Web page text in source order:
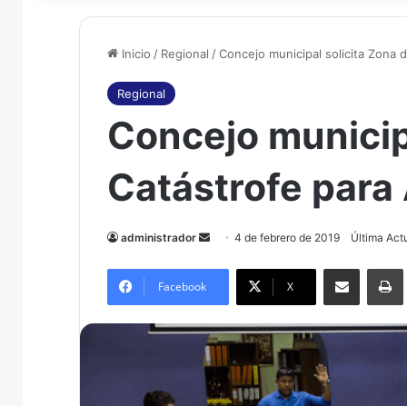
Inicio / Regional /Concejo municipal solicita Zona
Regional
Concejo
Catástrofe para
administrador
d
a
n
e
m
4 de febrero de 2019 Última
Facebook X